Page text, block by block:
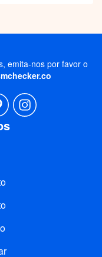
emita-nos por favor o